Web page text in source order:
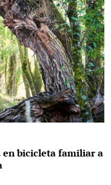
bicicleta familiar a